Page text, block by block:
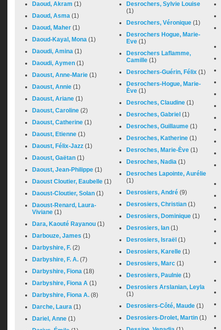
Daoud, Akram (1)
Daoud, Asma (1)
Daoud, Maher (1)
Daoud-Kayal, Mona (1)
Daoudi, Amina (1)
Daoudi, Aymen (1)
Daoust, Anne-Marie (1)
Daoust, Annie (1)
Daoust, Ariane (1)
Daoust, Caroline (2)
Daoust, Catherine (1)
Daoust, Etienne (1)
Daoust, Félix-Jazz (1)
Daoust, Gaëtan (1)
Daoust, Jean-Philippe (1)
Daoust Cloutier, Eaubelle (1)
Daoust-Cloutier, Solan (1)
Daoust-Renard, Laura-
Viviane (1)
Dara, Kaouté Rayanou (1)
Darbouze, James (1)
Darbyshire, F. (2)
Darbyshire, F. A. (7)
Darbyshire, Fiona (18)
Darbyshire, Fiona A (1)
Darbyshire, Fiona A. (8)
Darche, Laura (1)
Dariel, Anne (1)
Desrochers, Sylvie Louise
(1)
Desrochers, Véronique (1)
Desrochers Hogue, Marie-
Eve (1)
Desrochers Laflamme,
Camille (1)
Desrochers-Guérin, Félix (1)
Desrochers-Hogue, Marie-
Ève (1)
Desroches, Claudine (1)
Desroches, Gabriel (1)
Desroches, Guillaume (1)
Desroches, Katherine (1)
Desroches, Marie-Ève (1)
Desroches, Nadia (1)
Desroches Lapointe, Aurélie
(1)
Desrosiers, André (9)
Desrosiers, Christian (1)
Desrosiers, Dominique (1)
Desrosiers, Ian (1)
Desrosiers, Israël (1)
Desrosiers, Karelle (1)
Desrosiers, Marc (1)
Desrosiers, Paulnie (1)
Desrosiers Arslanian, Leyla
(1)
Desrosiers-Côté, Maude (1)
Desrosiers-Drolet, Martin (1)